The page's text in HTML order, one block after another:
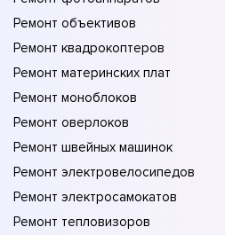
Ремонт объективов
Ремонт квадрокоптеров
Ремонт материнских плат
Ремонт моноблоков
Ремонт оверлоков
Ремонт швейных машинок
Ремонт электровелосипедов
Ремонт электросамокатов
Ремонт тепловизоров